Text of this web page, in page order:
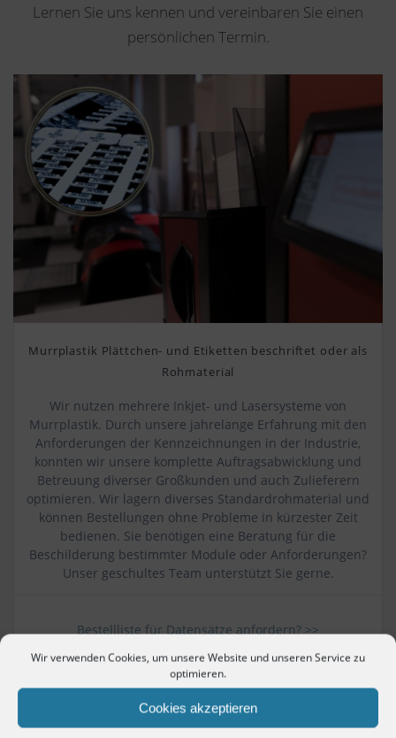
Wir verwenden Cookies, um unsere Website und unseren Service zu
optimieren.
Cookies akzeptieren
Lernen Sie uns kennen und vereinbaren Sie einen
persönlichen Termin.
Murrplastik Plättchen- und Etiketten beschriftet oder als
Rohmaterial
Wir nutzen mehrere Inkjet- und Lasersysteme von
Murrplastik. Durch unsere jahrelange Erfahrung mit den
Anforderungen der Kennzeichnungen in der Industrie,
konnten wir unsere komplette Auftragsabwicklung und
Betreuung diverser Großkunden und auch Zulieferern
optimieren. Wir lagern diverses Standardrohmaterial und
können Bestellungen ohne Probleme in kürzester Zeit
bedienen. Sie benötigen eine Beratung für die
Beschilderung bestimmter Module oder Anforderungen?
Unser geschultes Team unterstützt Sie gerne.
Bestellliste für Datensätze anfordern? >>
Zum OnlineShop für Rohmaterial von Murrplastik